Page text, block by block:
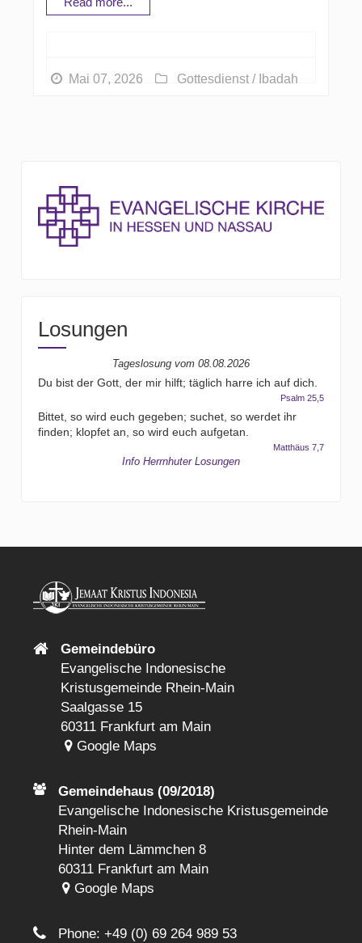
Mai 07, 2026 Gottesdienst / Ibadah
Losungen
Tageslosung vom 08.08.2026
Du bist der Gott, der mir hilft; täglich harre ich auf dich.
Psalm 25,5
Bittet, so wird euch gegeben; suchet, so werdet ihr
finden; klopfet an, so wird euch aufgetan.
Matthäus 7,7
Info Herrnhuter Losungen
Gemeindebüro
Evangelische Indonesische
Kristusgemeinde Rhein-Main
Saalgasse 15
60311 Frankfurt am Main
Google Maps
Gemeindehaus (09/2018)
Evangelische Indonesische Kristusgemeinde
Rhein-Main
Hinter dem Lämmchen 8
60311 Frankfurt am Main
Google Maps
Phone:+49 (0) 69 264 989 53